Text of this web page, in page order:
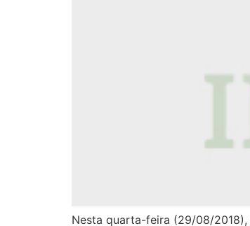
Nesta quarta-feira (29/08/